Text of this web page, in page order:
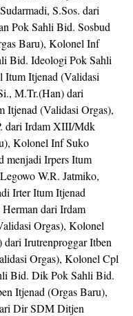
S.Sos. dari
Pok Sahli Bid. Sosbud
Baru), Kolonel Inf
Bid. Ideologi Pok Sahli
Itum Itjenad (Validasi
M.Tr.(Han) dari
Itjenad (Validasi Orgas),
dari Irdam XIII/Mdk
Kolonel Inf Suko
menjadi Irpers Itum
W.R. Jatmiko,
Irter Itum Itjenad
dari Irdam
Orgas), Kolonel
Irutrenproggar Itben
Orgas), Kolonel Cpl
Bid. Dik Pok Sahli Bid.
Itjenad (Orgas Baru),
Dir SDM Ditjen